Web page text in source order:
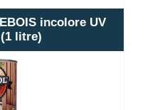
incolore UV
litre)